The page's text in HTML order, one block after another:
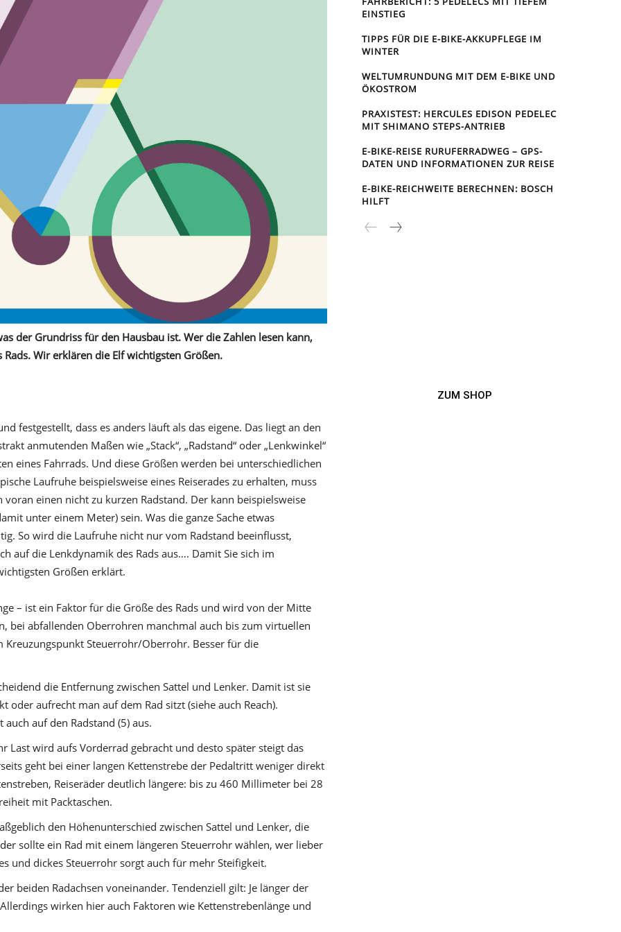
der Grundriss für den Hausbau ist. Wer die Zahlen lesen kann,
Rads. Wir erklären die Elf wichtigsten Größen.
festgestellt, dass es anders läuft als das eigene. Das liegt an den
anmutenden Maßen wie „Stack“, „Radstand“ oder „Lenkwinkel“
eines Fahrrads. Und diese Größen werden bei unterschiedlichen
Laufruhe beispielsweise eines Reise­rades zu erhalten, muss
einen nicht zu kurzen Radstand. Der kann beispielsweise
unter einem Meter) sein. Was die ganze Sache etwas
So wird die Laufruhe nicht nur vom Radstand beeinflusst,
auf die Lenkdynamik des Rads aus…. Damit Sie sich im
Größen erklärt.
– ist ein Faktor für die Größe des Rads und wird von der Mitte
bei abfallenden Oberrohren manchmal auch bis zum virtuellen
Steuerrohr/Oberrohr. Besser für die
die Entfernung zwischen Sattel und Lenker. Damit ist sie
aufrecht man auf dem Rad sitzt (siehe auch Reach).
auf den Radstand (5) aus.
Last wird aufs Vorderrad gebracht und desto später steigt das
geht bei einer langen Kettenstrebe der Pedaltritt weniger direkt
Reiseräder deutlich längere: bis zu 460 Millimeter bei 28
mit Packtaschen.
den Höhenunterschied zwischen Sattel und Lenker, die
sollte ein Rad mit einem längeren Steuerrohr wählen, wer lieber
und dickes Steuerrohr sorgt auch für mehr Steifigkeit.
beiden Rad­achsen voneinander. Tendenziell gilt: Je länger der
wirken hier auch Faktoren wie Kettenstrebenlänge und
EINSTIEG
TIPPS FÜR DIE E-BIKE-AKKUPFLEGE IM
WINTER
WELTUMRUNDUNG MIT DEM E-BIKE UND
ÖKOSTROM
PRAXISTEST: HERCULES EDISON PEDELEC
MIT SHIMANO STEPS-ANTRIEB
E-BIKE-REISE RUR­UFER­RAD­WEG – GPS-
DATEN UND INFORMATIONEN ZUR REISE
E-BIKE-REICHWEITE BERECHNEN: BOSCH
HILFT
ZUM SHOP